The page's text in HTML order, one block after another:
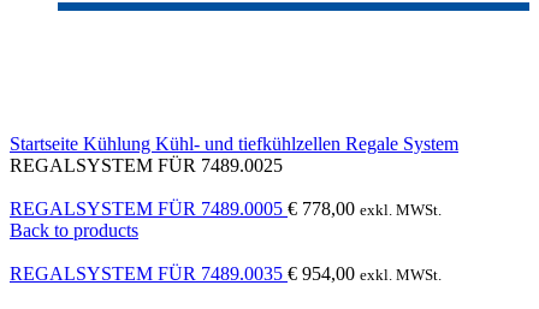
Startseite Kühlung Kühl- und tiefkühlzellen Regale System
REGALSYSTEM FÜR 7489.0025
REGALSYSTEM FÜR 7489.0005 € 778,00 exkl. MWSt.
Back to products
REGALSYSTEM FÜR 7489.0035 € 954,00 exkl. MWSt.